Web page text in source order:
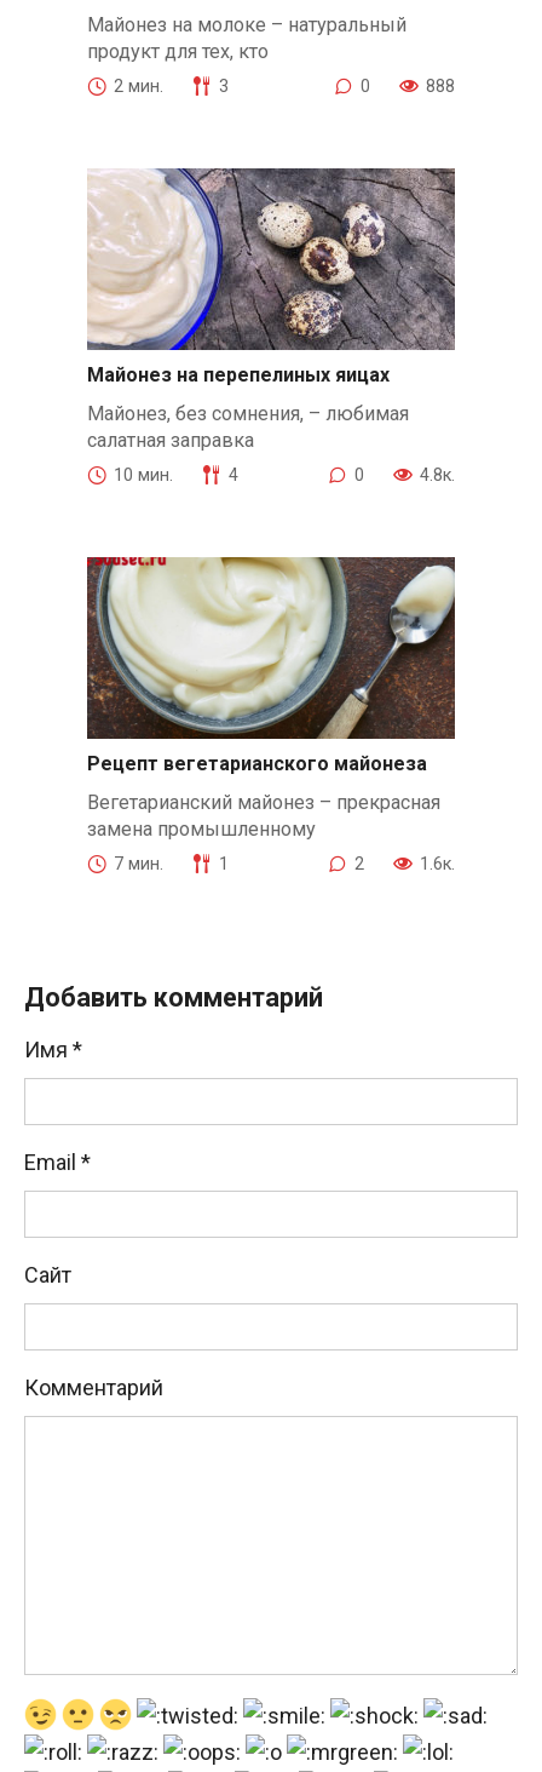
Майонез на молоке – натуральный
продукт для тех, кто
2 мин. 3 0 888
Майонез на перепелиных яицах
Майонез, без сомнения, – любимая
салатная заправка
10 мин. 4 0 4.8к.
Рецепт вегетарианского майонеза
Вегетарианский майонез – прекрасная
замена промышленному
7 мин. 1 2 1.6к.
Добавить комментарий
Имя *
Email *
Сайт
Комментарий